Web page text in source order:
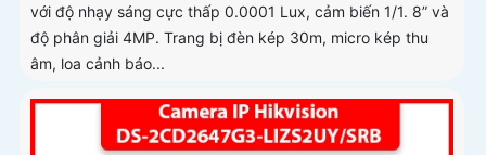
với độ nhạy sáng cực thấp 0.0001 Lux, cảm biến 1/1. 8” và
độ phân giải 4MP. Trang bị đèn kép 30m, micro kép thu
âm, loa cảnh báo...